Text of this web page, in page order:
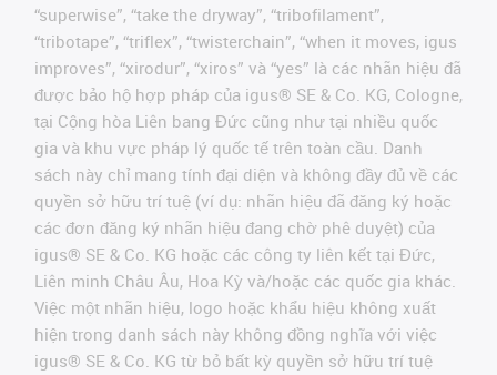
“superwise”, “take the dryway”, “tribofilament”,
“tribotape”, “triflex”, “twisterchain”, “when it moves, igus
improves”, “xirodur”, “xiros” và “yes” là các nhãn hiệu đã
được bảo hộ hợp pháp của igus® SE & Co. KG, Cologne,
tại Cộng hòa Liên bang Đức cũng như tại nhiều quốc
gia và khu vực pháp lý quốc tế trên toàn cầu. Danh
sách này chỉ mang tính đại diện và không đầy đủ về các
quyền sở hữu trí tuệ (ví dụ: nhãn hiệu đã đăng ký hoặc
các đơn đăng ký nhãn hiệu đang chờ phê duyệt) của
igus® SE & Co. KG hoặc các công ty liên kết tại Đức,
Liên minh Châu Âu, Hoa Kỳ và/hoặc các quốc gia khác.
Việc một nhãn hiệu, logo hoặc khẩu hiệu không xuất
hiện trong danh sách này không đồng nghĩa với việc
igus® SE & Co. KG từ bỏ bất kỳ quyền sở hữu trí tuệ